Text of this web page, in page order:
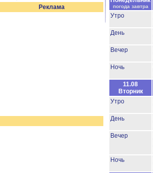
Реклама
погода завтра
Утро
День
Вечер
Ночь
11.08
Вторник
Утро
День
Вечер
Ночь